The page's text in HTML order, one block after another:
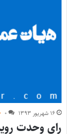
۱۶ شهریور ۱۳۹۳ ۰